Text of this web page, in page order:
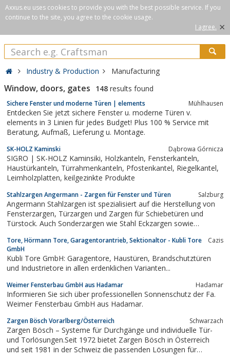
Axxus.eu uses cookies to provide you with the best possible service. If you
continue to the site, you agree to the cookie usage.
I agree. ×
Industry & Production Manufacturing
Window, doors, gates 148 results found
Sichere Fenster und moderne Türen | elements Mühlhausen
Entdecken Sie jetzt sichere Fenster u. moderne Türen v.
elements in 3 Linien für jedes Budget! Plus 100 % Service mit
Beratung, Aufmaß, Lieferung u. Montage.
SK-HOLZ Kaminski Dąbrowa Górnicza
SIGRO | SK-HOLZ Kaminsiki, Holzkanteln, Fensterkanteln,
Haustürkanteln, Türrahmenkanteln, Pfostenkantel, Riegelkantel,
Leimholzplatten, keilgezinkte Produkte
Stahlzargen Angermann - Zargen für Fenster und Türen Salzburg
Angermann Stahlzargen ist spezialisiert auf die Herstellung von
Fensterzargen, Türzargen und Zargen für Schiebetüren und
Türstock. Auch Sonderzargen wie Stahl Eckzargen sowie
werden hergestellt. Stahlzargen Angermann ist Hersteller und
Erzeuger von Fensterzargen und...
Tore, Hörmann Tore, Garagentorantrieb, Sektionaltor - Kubli Tore
GmbH
Cazis
Kubli Tore GmbH: Garagentore, Haustüren, Brandschutztüren
und Industrietore in allen erdenklichen Varianten...
Weimer Fensterbau GmbH aus Hadamar Hadamar
Informieren Sie sich über professionellen Sonnenschutz der Fa.
Weimer Fensterbau GmbH aus Hadamar.
Zargen Bösch Vorarlberg/Österreich Schwarzach
Zargen Bösch – Systeme für Durchgänge und individuelle Tür-
und Torlösungen.Seit 1972 bietet Zargen Bösch in Österreich
und seit 1981 in der Schweiz die passenden Lösungen für